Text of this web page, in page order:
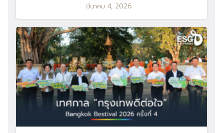
มีนาคม 4, 2026